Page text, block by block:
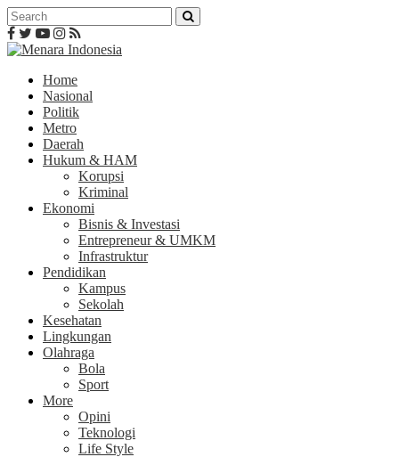
Home
Nasional
Politik
Metro
Daerah
Hukum & HAM
Korupsi
Kriminal
Ekonomi
Bisnis & Investasi
Entrepreneur & UMKM
Infrastruktur
Pendidikan
Kampus
Sekolah
Kesehatan
Lingkungan
Olahraga
Bola
Sport
More
Opini
Teknologi
Life Style